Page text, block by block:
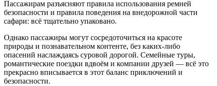
Пассажирам разъясняют правила использования ремней
безопасности и правила поведения на внедорожной части
сафари: всё тщательно упаковано.
Однако пассажиры могут сосредоточиться на красоте
природы и познавательном контенте, без каких-либо
опасений наслаждаясь суровой дорогой. Семейные туры,
романтические поездки вдвоём и компании друзей — всё это
прекрасно вписывается в этот баланс приключений и
безопасности.